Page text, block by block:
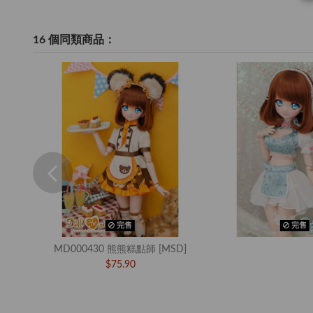
16 個同類商品：
完售
MD000430 熊熊糕點師 [MSD]
$75.90
完售